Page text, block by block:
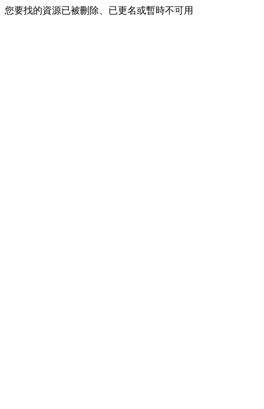
您要找的資源已被刪除、已更名或暫時不可用